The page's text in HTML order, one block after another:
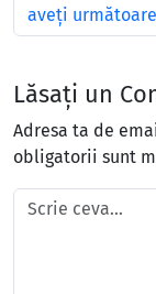
aveţi
Lăsați un
Adresa ta de
obligatorii sunt